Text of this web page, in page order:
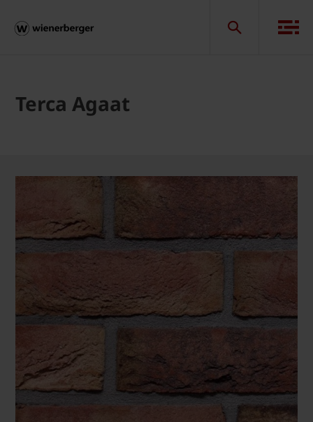
Terca Agaat